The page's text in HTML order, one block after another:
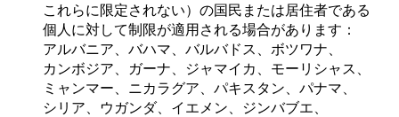
これらに限定されない）の国民または居住者である
個人に対して制限が適用される場合があります：
アルバニア、 バハマ、 バルバドス、 ボツワナ、
カンボジア、 ガーナ、 ジャマイカ、 モーリシャス、
ミャンマー、 ニカラグア、 パキスタン、 パナマ、
シリア、 ウガンダ、 イエメン、 ジンバブエ、